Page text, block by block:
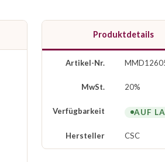
Produktdetails
Artikel-Nr.
MwSt. 20%
Verfügbarkeit AUF
Hersteller CSC